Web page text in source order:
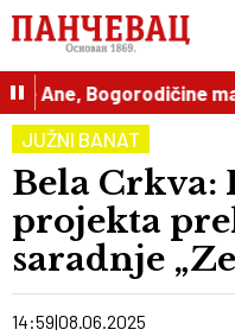
Ane, Bogorodičine
JUŽNI BANAT
Bela Crkva:
projekta
saradnje
14:59 08.06.2025